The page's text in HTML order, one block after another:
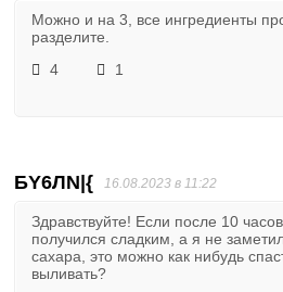
Можно и на 3, все ингредиенты
разделите.
4
1
БY6ЛN|{ 16.08.2023 в 11:22
Здравствуйте! Если после 10
получился сладким, а я не
сахара, это можно как нибудь
выливать?